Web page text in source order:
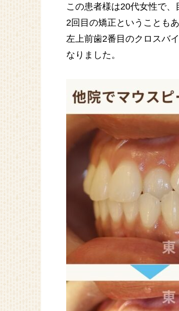
この患者様は20代女性で、
2回目の矯正ということも
左上前歯2番目のクロスバ
なりました。